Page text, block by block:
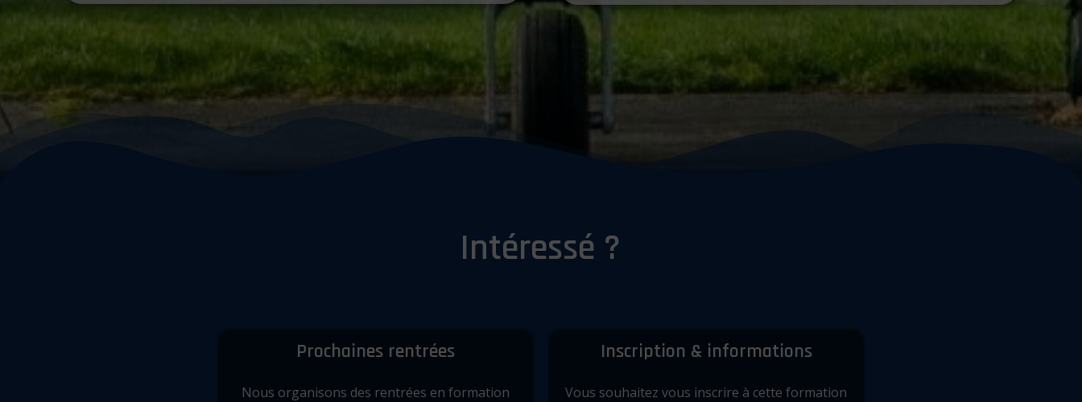
Intéressé ?
Prochaines rentrées
Nous organisons des rentrées en formation
Inscription & informations
Vous souhaitez vous inscrire à cette formation